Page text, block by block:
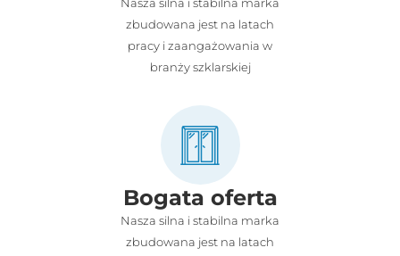
Nasza silna i stabilna marka
zbudowana jest na latach
pracy i zaangażowania w
branży szklarskiej
Bogata oferta
Nasza silna i stabilna marka
zbudowana jest na latach